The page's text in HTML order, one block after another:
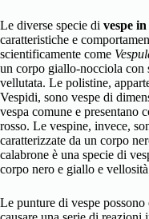
Le diverse specie di vespe
caratteristiche e
scientificamente come
un corpo giallo-nocciola con
vellutata. Le polistine,
Vespidi, sono vespe di
vespa comune e
rosso. Le vespine, invece,
caratterizzate da un corpo
calabrone è una specie di
corpo nero e giallo e
Le punture di vespe possono